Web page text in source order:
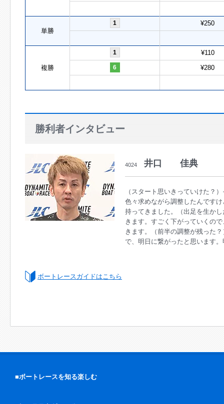
単勝
1 ¥250
複勝
1 ¥110
6 ¥280
勝利者インタビュー
4024 井口 佳典
（スタート思いきっていけた？
色々求めながら調整したんです
持ってきました。（出足を生か
きます。すごく下がっていくの
きます。（前半の調整が残った
で、明日に繋がったと思います
ボートレースガイドはこちら
■ボートレースを知る楽しむ